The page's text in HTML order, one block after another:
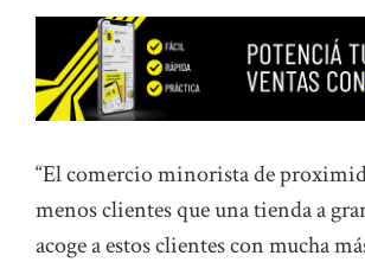
“El comercio minorista de
menos clientes que una tienda a
acoge a estos clientes con mucha